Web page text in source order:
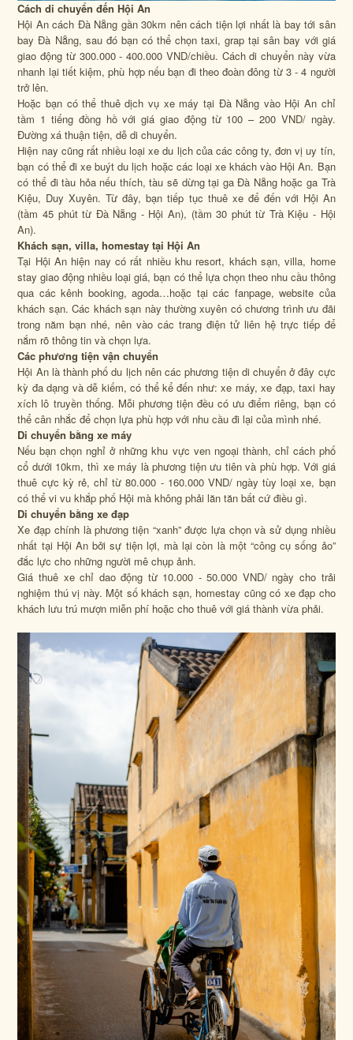
Cách di chuyển đến Hội An
Hội An cách Đà Nẵng gần 30km nên cách tiện lợi nhất là bay tới sân
bay Đà Nẵng, sau đó bạn có thể chọn taxi, grap tại sân bay với giá
giao động từ 300.000 - 400.000 VND/chiều. Cách di chuyển này vừa
nhanh lại tiết kiệm, phù hợp nếu bạn đi theo đoàn đông từ 3 - 4 người
trở lên.
Hoặc bạn có thể thuê dịch vụ xe máy tại Đà Nẵng vào Hội An chỉ
tầm 1 tiếng đồng hồ với giá giao động từ 100 – 200 VND/ ngày.
Đường xá thuận tiện, dễ di chuyển.
Hiện nay cũng rất nhiều loại xe du lịch của các công ty, đơn vị uy tín,
bạn có thể đi xe buýt du lịch hoặc các loại xe khách vào Hội An. Bạn
có thể đi tàu hỏa nếu thích, tàu sẽ dừng tại ga Đà Nẵng hoặc ga Trà
Kiệu, Duy Xuyên. Từ đây, bạn tiếp tục thuê xe để đến với Hội An
(tầm 45 phút từ Đà Nẵng - Hội An), (tầm 30 phút từ Trà Kiệu - Hội
An).
Khách sạn, villa, homestay tại Hội An
Tại Hội An hiện nay có rất nhiều khu resort, khách sạn, villa, home
stay giao động nhiều loại giá, bạn có thể lựa chọn theo nhu cầu thông
qua các kênh booking, agoda…hoặc tại các fanpage, website của
khách sạn. Các khách sạn này thường xuyên có chương trình ưu đãi
trong năm bạn nhé, nên vào các trang điện tử liên hệ trực tiếp để
nắm rõ thông tin và chọn lựa.
Các phương tiện vận chuyển
Hội An là thành phố du lịch nên các phương tiện di chuyển ở đây cực
kỳ đa dạng và dễ kiếm, có thể kể đến như: xe máy, xe đạp, taxi hay
xích lô truyền thống. Mỗi phương tiện đều có ưu điểm riêng, bạn có
thể cân nhắc để chọn lựa phù hợp với nhu cầu đi lại của mình nhé.
Di chuyển bằng xe máy
Nếu bạn chọn nghỉ ở những khu vực ven ngoại thành, chỉ cách phố
cổ dưới 10km, thì xe máy là phương tiện ưu tiên và phù hợp. Với giá
thuê cực kỳ rẻ, chỉ từ 80.000 - 160.000 VND/ ngày tùy loại xe, bạn
có thể vi vu khắp phố Hội mà không phải lăn tăn bất cứ điều gì.
Di chuyển bằng xe đạp
Xe đạp chính là phương tiện “xanh” được lựa chọn và sử dụng nhiều
nhất tại Hội An bởi sự tiện lợi, mà lại còn là một “công cụ sống ảo”
đắc lực cho những người mê chụp ảnh.
Giá thuê xe chỉ dao động từ 10.000 - 50.000 VND/ ngày cho trải
nghiệm thú vị này. Một số khách sạn, homestay cũng có xe đạp cho
khách lưu trú mượn miễn phí hoặc cho thuê với giá thành vừa phải.